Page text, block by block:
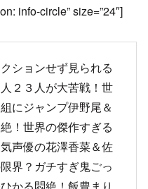
info-circle” size=”24″]
ションせず見られる
２３人が大苦戦！世
にジャンプ伊野尾＆
！世界の傑作すぎる
声優の花澤香菜＆佐
界？ガチすぎ鬼ごっ
かる悶絶！飯豊まり